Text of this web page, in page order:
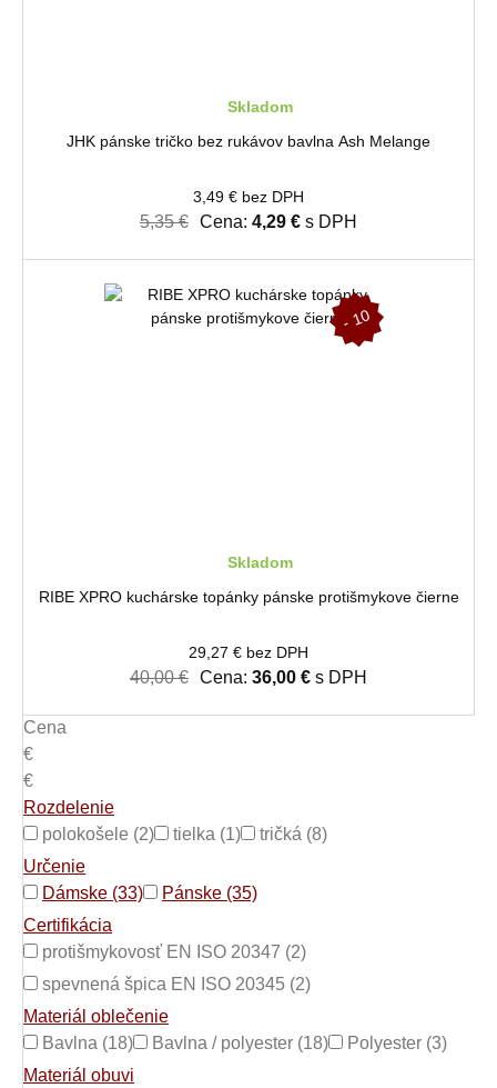
Skladom
JHK pánske tričko bez rukávov bavlna Ash Melange
3,49 € bez DPH
5,35 € Cena: 4,29 € s DPH
-
1
0
Skladom
RIBE XPRO kuchárske topánky pánske protišmykove čierne
29,27 € bez DPH
40,00 € Cena: 36,00 € s DPH
Cena
€
€
Rozdelenie
polokošele (2)
tielka (1)
tričká (8)
Určenie
Dámske (33)
Pánske (35)
Certifikácia
protišmykovosť EN ISO 20347 (2)
spevnená špica EN ISO 20345 (2)
Materiál oblečenie
Bavlna (18)
Bavlna / polyester (18)
Polyester (3)
Materiál obuvi